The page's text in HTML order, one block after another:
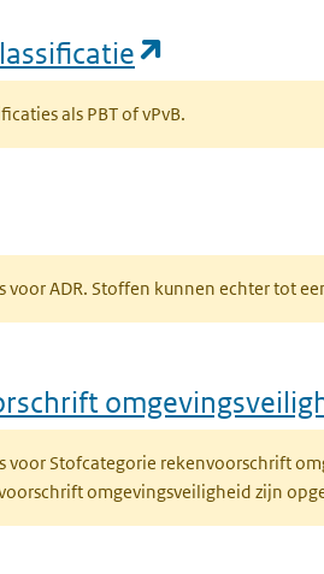
als PBT of vPvB.
voor ADR. Stoffen kunnen echter tot
voor Stofcategorie rekenvoorschrift
omgevingsveiligheid zijn